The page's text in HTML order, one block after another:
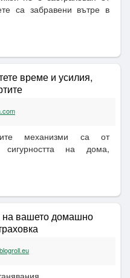
са забравени вътре в
време и усилия,
механизми са от
на дома,
на вашето домашно